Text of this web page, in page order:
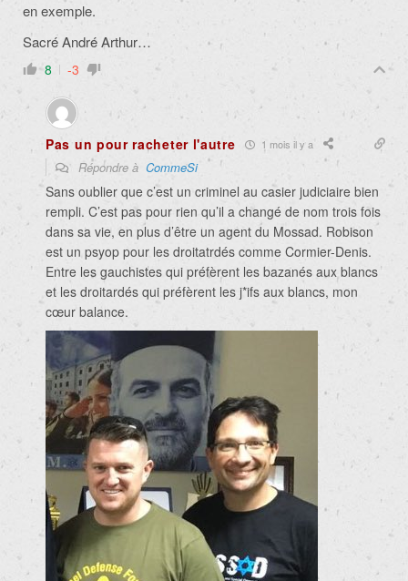
en exemple.
Sacré André Arthur…
8 -3
Pas un pour racheter l'autre 1 mois il y a
Répondre à CommeSi
Sans oublier que c’est un criminel au casier judiciaire bien
rempli. C’est pas pour rien qu’il a changé de nom trois fois
dans sa vie, en plus d’être un agent du Mossad. Robison
est un psyop pour les droitatrdés comme Cormier-Denis.
Entre les gauchistes qui préfèrent les bazanés aux blancs
et les droitardés qui préfèrent les j*ifs aux blancs, mon
cœur balance.